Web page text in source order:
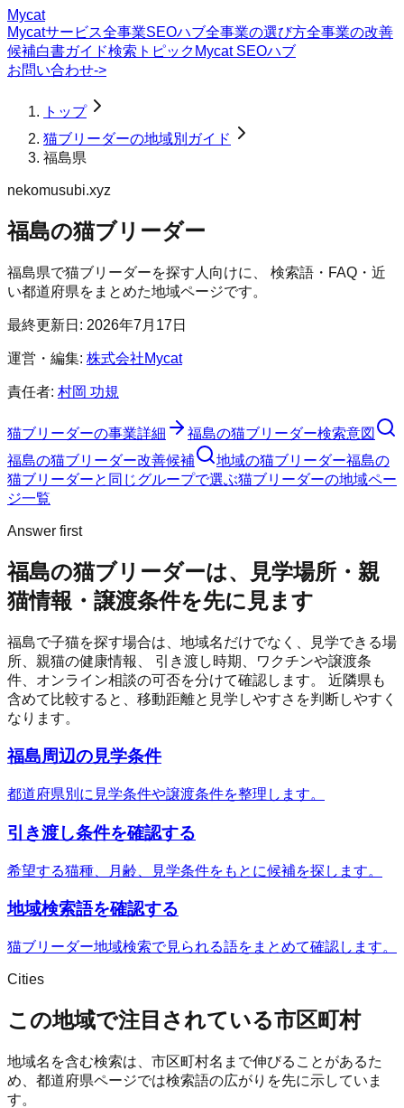
Mycat
Mycatサービス全事業SEOハブ全事業の選び方全事業の改善
候補白書ガイド検索トピック Mycat SEOハブ
お問い合わせ->
トップ
猫ブリーダーの地域別ガイド
福島県
nekomusubi.xyz
福島の猫ブリーダー
福島県で猫ブリーダーを探す人向けに、 検索語・FAQ・近
い都道府県をまとめた地域ページです。
最終更新日: 2026年7月17日
運営・編集: 株式会社Mycat
責任者: 村岡 功規
猫ブリーダーの事業詳細
福島の猫ブリーダー検索意図
福島の猫ブリーダー改善候補
地域の猫ブリーダー福島の
猫ブリーダーと同じグループで選ぶ猫ブリーダーの地域ペー
ジ一覧
Answer first
福島の猫ブリーダーは、見学場所・親
猫情報・譲渡条件を先に見ます
福島で子猫を探す場合は、地域名だけでなく、見学できる場
所、親猫の健康情報、 引き渡し時期、ワクチンや譲渡条
件、オンライン相談の可否を分けて確認します。 近隣県も
含めて比較すると、移動距離と見学しやすさを判断しやすく
なります。
福島周辺の見学条件
都道府県別に見学条件や譲渡条件を整理します。
引き渡し条件を確認する
希望する猫種、月齢、見学条件をもとに候補を探します。
地域検索語を確認する
猫ブリーダー地域検索で見られる語をまとめて確認します。
Cities
この地域で注目されている市区町村
地域名を含む検索は、市区町村名まで伸びることがあるた
め、都道府県ページでは検索語の広がりを先に示していま
す。